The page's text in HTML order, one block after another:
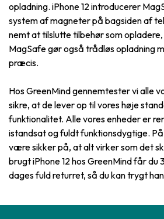
opladning. iPhone 12 introducerer
system af magneter på bagsiden af
nemt at tilslutte tilbehør som
MagSafe gør også trådløs opladning
præcis.
Hos GreenMind gennemtester vi alle
sikre, at de lever op til vores høje
funktionalitet. Alle vores enheder er
istandsat og fuldt funktionsdygtige.
være sikker på, at alt virker som det
brugt iPhone 12 hos GreenMind får du
dages fuld returret, så du kan trygt